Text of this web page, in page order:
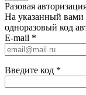
Разовая
На указанный вами
одноразовый код
E-mail *
Введите код *